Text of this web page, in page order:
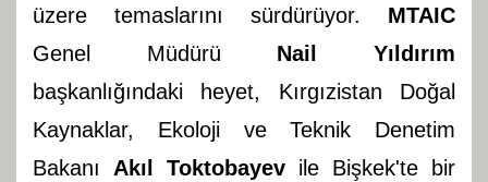
üzere temaslarını sürdürüyor. MTAIC
Genel Müdürü Nail Yıldırım
başkanlığındaki heyet, Kırgızistan Doğal
Kaynaklar, Ekoloji ve Teknik Denetim
Bakanı Akıl Toktobayev ile Bişkek'te bir